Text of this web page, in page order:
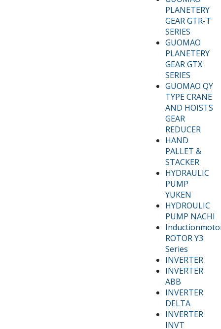
PLANETERY
GEAR GTR-T
SERIES
GUOMAO
PLANETERY
GEAR GTX
SERIES
GUOMAO QY
TYPE CRANE
AND HOISTS
GEAR
REDUCER
HAND
PALLET &
STACKER
HYDRAULIC
PUMP
YUKEN
HYDROULIC
PUMP NACHI
ROTOR Y3
Series
INVERTER
INVERTER
ABB
INVERTER
DELTA
INVERTER
INVT